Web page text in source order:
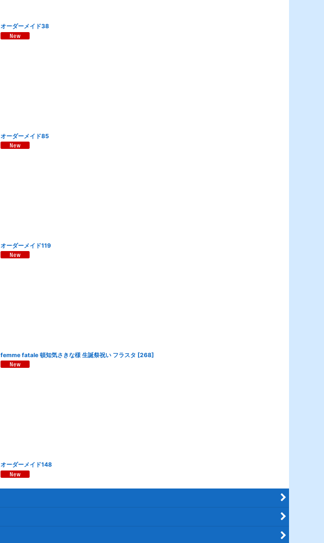
オーダーメイド38
オーダーメイド85
オーダーメイド119
femme fatale 頓知気さきな様 生誕祭祝い フラスタ [268]
オーダーメイド148